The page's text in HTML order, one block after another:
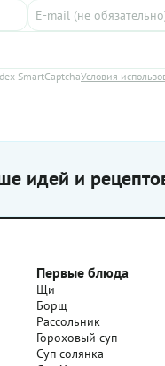
получатся с ним
SmartCaptchaУсловия
идей и
Первые блюда
Щи
Борщ
Рассольник
Гороховый суп
Суп солянка